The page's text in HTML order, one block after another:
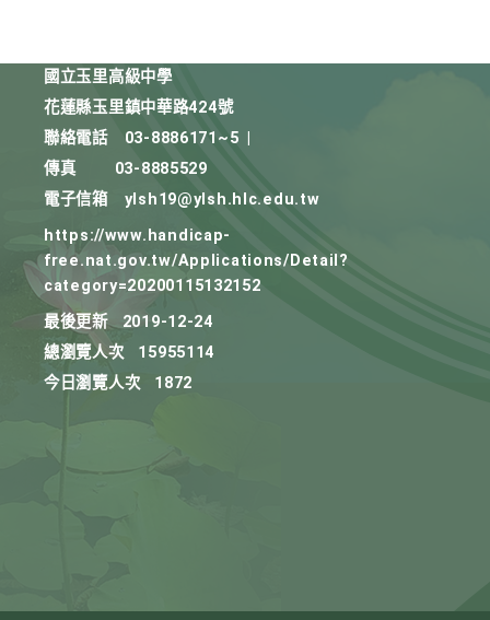
國立玉里高級中學
花蓮縣玉里鎮中華路424號
聯絡電話
03-8886171~5
傳真
03-8885529
電子信箱
ylsh19@ylsh.hlc.edu.tw
https://www.handicap-
free.nat.gov.tw/Applications/Detail?
category=20200115132152
最後更新
2019-12-24
總瀏覽人次
15955114
今日瀏覽人次
1872